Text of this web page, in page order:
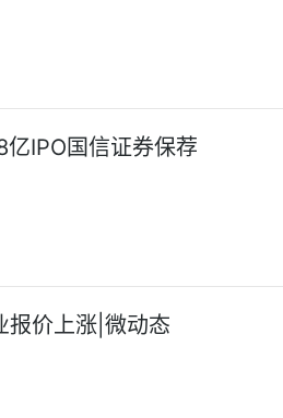
IPO国信证券保荐
报价上涨|微动态